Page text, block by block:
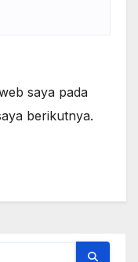
saya pada
berikutnya.